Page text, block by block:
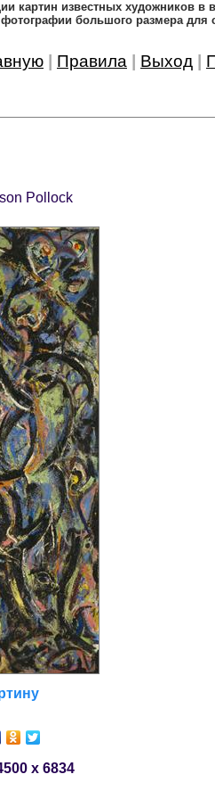
картин известных художников
фотографии большого размера для
Правила Выход
Pollock
x 6834